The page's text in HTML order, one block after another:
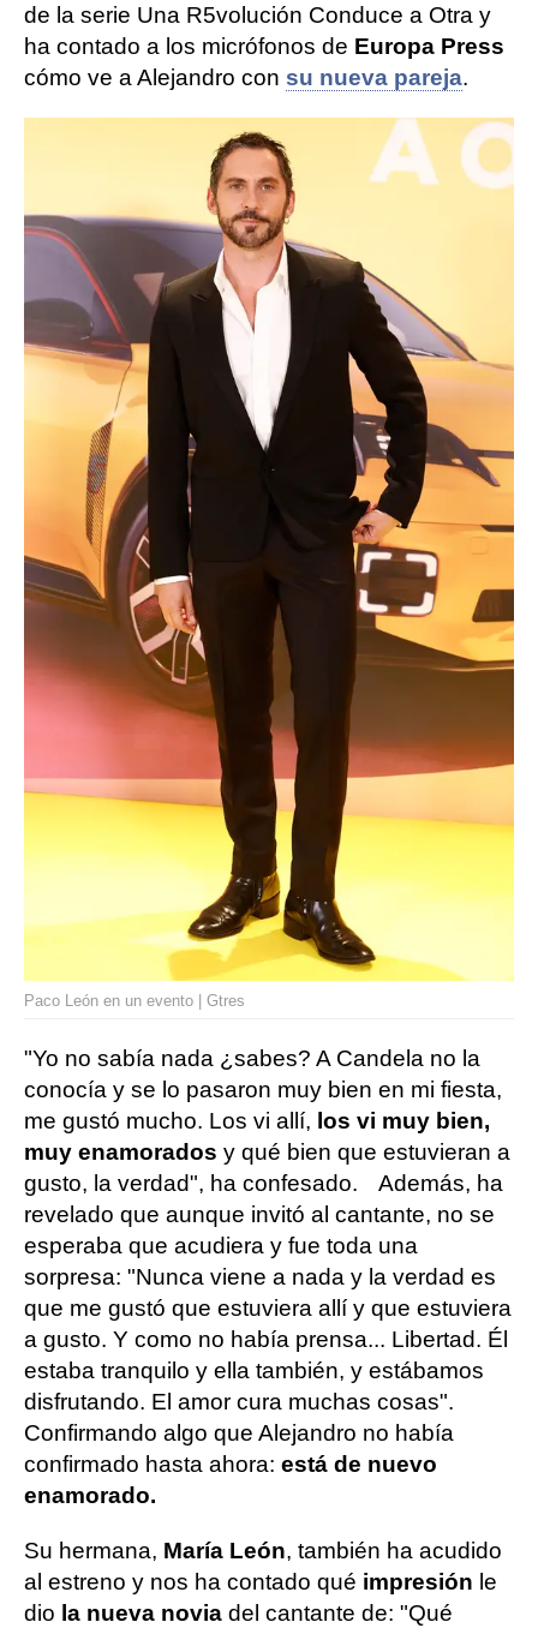
de la serie Una R5volución Conduce a Otra y
ha contado a los micrófonos de Europa Press
cómo ve a Alejandro con su nueva pareja.
Paco León en un evento | Gtres
"Yo no sabía nada ¿sabes? A Candela no la
conocía y se lo pasaron muy bien en mi fiesta,
me gustó mucho. Los vi allí, los vi muy bien,
muy enamorados y qué bien que estuvieran a
gusto, la verdad", ha confesado. Además, ha
revelado que aunque invitó al cantante, no se
esperaba que acudiera y fue toda una
sorpresa: "Nunca viene a nada y la verdad es
que me gustó que estuviera allí y que estuviera
a gusto. Y como no había prensa... Libertad. Él
estaba tranquilo y ella también, y estábamos
disfrutando. El amor cura muchas cosas".
Confirmando algo que Alejandro no había
confirmado hasta ahora: está de nuevo
enamorado.
Su hermana, María León, también ha acudido
al estreno y nos ha contado qué impresión le
dio la nueva novia del cantante de: "Qué